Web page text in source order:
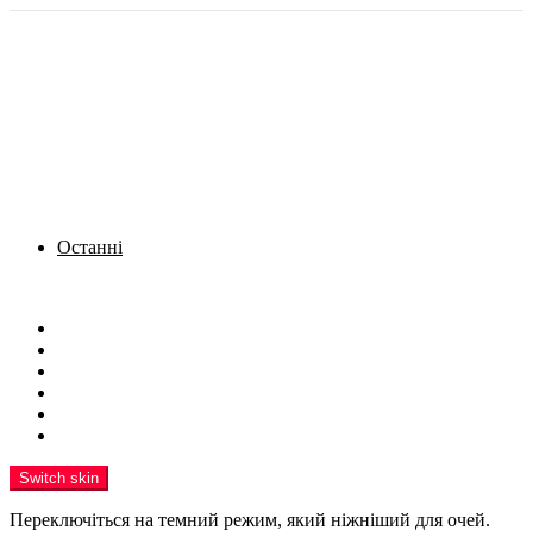
Останні
Switch skin
Переключіться на темний режим, який ніжніший для очей.